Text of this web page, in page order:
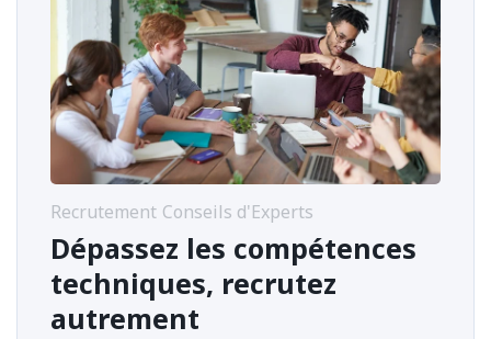
Recrutement Conseils d'Experts
Dépassez les compétences
techniques, recrutez
autrement